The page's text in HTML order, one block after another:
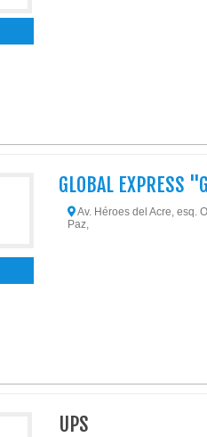
GLOBAL EXPRESS
Av. Héroes del Acre, esq.
Paz,
UPS